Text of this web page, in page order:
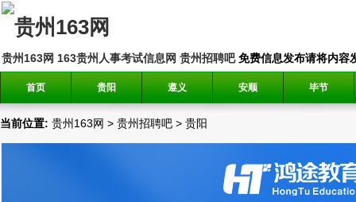
贵州163网 163贵州人事考试信息网 贵州招聘吧免费信息发布请将内容
首页 贵阳 遵义 安顺 毕节
当前位置: 贵州163网 > 贵州招聘吧 > 贵阳